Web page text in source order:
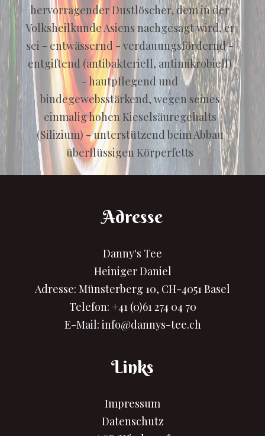
hervorragender Dustlöscher, dem in der
Volksheilkunde Asiens nachgesagt wird, er
sei - entwässernd - verdauungsfördernd -
entgiftend (antibakteriell, antimikrobiell)
- hautpflegend und
bindegewebsstärkend, wegen seines
einmalig hohen Kieselsäuregehalts
(Silizium) - unterstützend beim Abbau
überflüssigen Körperfetts
Adresse
Danny's Tee
Heiniger Daniel
Adresse: Münsterberg 10, CH-4051 Basel
Telefon: +41 (0)61 274 04 70
E-Mail: info@dannys-tee.ch
Links
Impressum
Datenschutz